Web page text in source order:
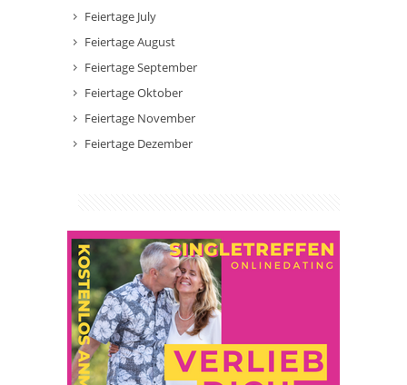
Feiertage July
Feiertage August
Feiertage September
Feiertage Oktober
Feiertage November
Feiertage Dezember